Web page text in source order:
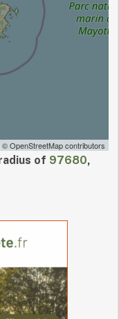
© OpenStreetMap contributors
of 97680,